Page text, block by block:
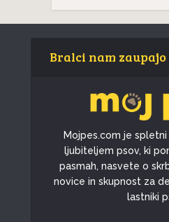
Bralci nam zaupajo
Mojpes.com je
ljubiteljem psov, ki
pasmah, nasvete o
novice in skupnost za
lastniki